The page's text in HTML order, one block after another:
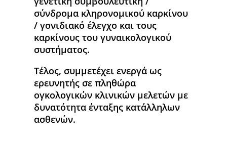
σύνδρομα κληρονομικού καρκίνου
/ γονιδιακό έλεγχο και τους
καρκίνους του γυναικολογικού
συστήματος.
Τέλος, συμμετέχει ενεργά ως
ερευνητής σε πληθώρα
ογκολογικών κλινικών μελετών με
δυνατότητα ένταξης κατάλληλων
ασθενών.